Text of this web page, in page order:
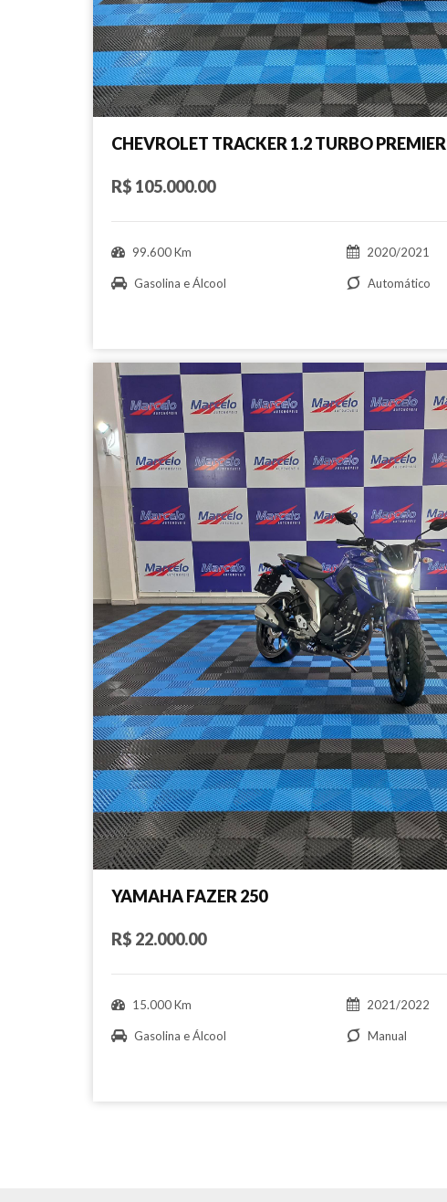
CHEVROLET TRACKER 1.2 TURBO PREMIER
R$ 105.000.00
99.600 Km 2020/2021
Gasolina e Álcool Automático
YAMAHA FAZER 250
R$ 22.000.00
15.000 Km 2021/2022
Gasolina e Álcool Manual